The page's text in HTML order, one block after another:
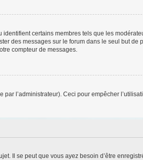
certains membres tels que les
des messages sur le forum dans le seul but
compteur de messages.
l’administrateur). Ceci pour empêcher
Il se peut que vous ayez besoin d’être